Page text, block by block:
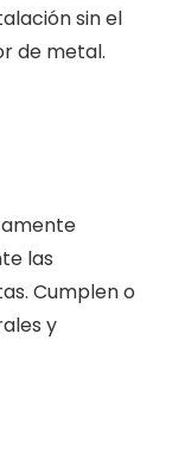
sin el
de metal.
las
Cumplen o
y